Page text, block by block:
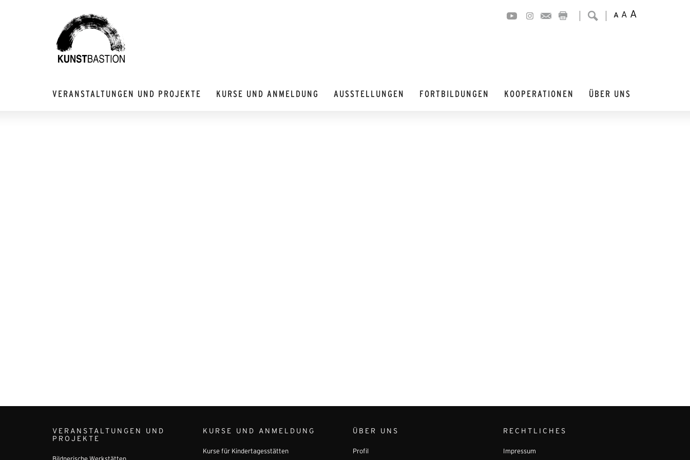
A A A
VERANSTALTUNGEN UND PROJEKTE KURSE UND ANMELDUNG AUSSTELLUNGEN FORTBILDUNGEN KOOPERATIONEN ÜBER UNS
VERANSTALTUNGEN UND
PROJEKTE
KURSE UND ANMELDUNG
Kurse für Kindertagesstätten
ÜBER UNS
Profil
RECHTLICHES
Impressum